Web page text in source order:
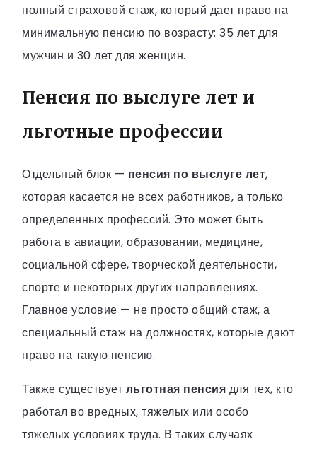
полный страховой стаж, который дает право на
минимальную пенсию по возрасту: 35 лет для
мужчин и 30 лет для женщин.
Пенсия по выслуге лет и
льготные профессии
Отдельный блок — пенсия по выслуге лет,
которая касается не всех работников, а только
определенных профессий. Это может быть
работа в авиации, образовании, медицине,
социальной сфере, творческой деятельности,
спорте и некоторых других направлениях.
Главное условие — не просто общий стаж, а
специальный стаж на должностях, которые дают
право на такую пенсию.
Также существует льготная пенсия для тех, кто
работал во вредных, тяжелых или особо
тяжелых условиях труда. В таких случаях